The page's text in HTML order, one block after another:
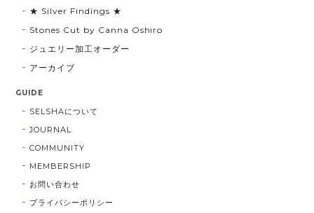
★ Silver Findings ★
Stones Cut by Canna Oshiro
ジュエリー加工オーダー
アーカイブ
GUIDE
SELSHAについて
JOURNAL
COMMUNITY
MEMBERSHIP
お問い合わせ
プライバシーポリシー